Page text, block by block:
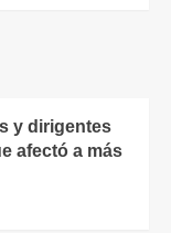
y dirigentes
afectó a más